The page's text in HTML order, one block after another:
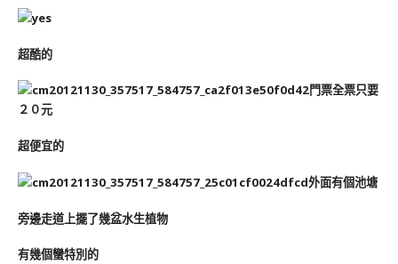
超酷的
門票全票只要
２０元
超便宜的
外面有個池塘
旁邊走道上擺了幾盆水生植物
有幾個蠻特別的